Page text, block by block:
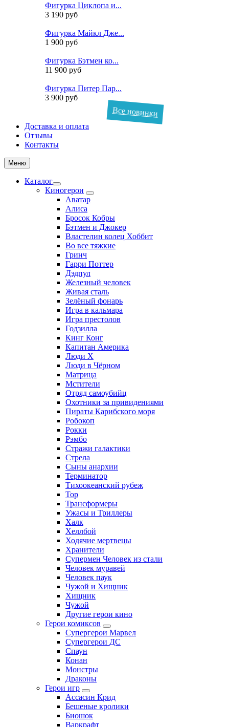
Фигурка Циклопа и...
3 190 руб
Фигурка Майкл Дже...
1 900 руб
Фигурка Бэтмен ко...
11 900 руб
Фигурка Питер Пар...
3 900 руб
Все новинки
Доставка и оплата
Отзывы
Контакты
Меню
Каталог
Киногерои
Аватар
Алиса
Бросок Кобры
Бэтмен и Джокер
Властелин колец Хоббит
Во все тяжкие
Гринч
Гарри Поттер
Дэдпул
Железный человек
Живая сталь
Зелёный фонарь
Игра в кальмара
Игра престолов
Годзилла
Кинг Конг
Капитан Америка
Люди X
Люди в Чёрном
Матрица
Мстители
Отряд самоубийц
Охотники за привидениями
Пираты Карибского моря
Робокоп
Рокки
Рэмбо
Стражи галактики
Стрела
Сыны анархии
Терминатор
Тихоокеанский рубеж
Тор
Трансформеры
Ужасы и Триллеры
Халк
Хеллбой
Ходячие мертвецы
Хранители
Супермен Человек из стали
Человек муравей
Человек паук
Чужой и Хищник
Хищник
Чужой
Другие герои кино
Герои комиксов
Супергерои Марвел
Супергерои ДС
Спаун
Конан
Монстры
Драконы
Герои игр
Ассасин Крид
Бешеные кролики
Биошок
Варкрафт